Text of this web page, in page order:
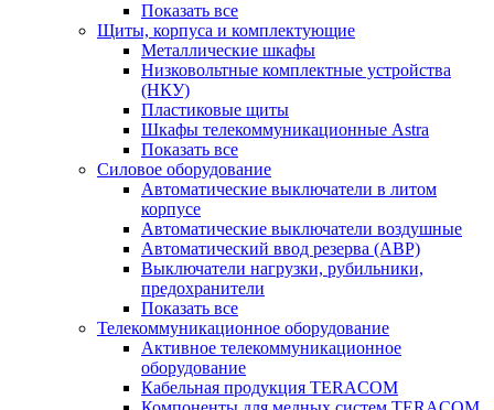
Показать все
Щиты, корпуса и комплектующие
Металлические шкафы
Низковольтные комплектные устройства
(НКУ)
Пластиковые щиты
Шкафы телекоммуникационные Astra
Показать все
Силовое оборудование
Автоматические выключатели в литом
корпусе
Автоматические выключатели воздушные
Автоматический ввод резерва (АВР)
Выключатели нагрузки, рубильники,
предохранители
Показать все
Телекоммуникационное оборудование
Активное телекоммуникационное
оборудование
Кабельная продукция TERACOM